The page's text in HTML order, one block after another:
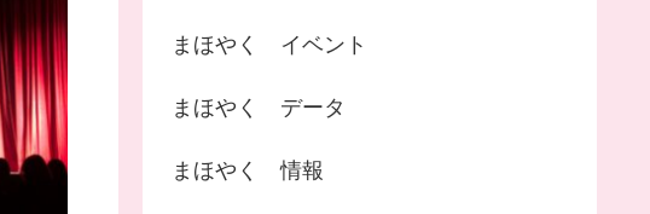
まほやく イベント
まほやく データ
まほやく 情報